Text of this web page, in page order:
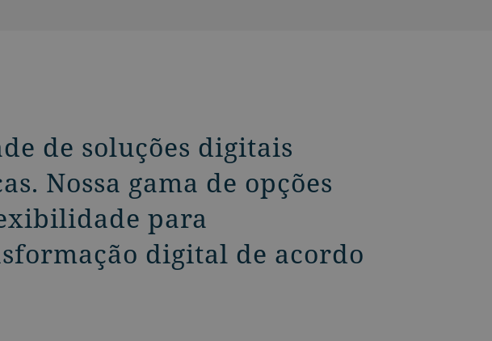
de soluções digitais
Nossa gama de opções
para
digital de acordo